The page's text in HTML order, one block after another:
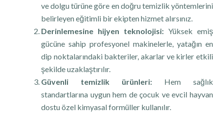
ve dolgu türüne göre en doğru temizlik yöntemlerini
belirleyen eğitimli bir ekipten hizmet alırsınız.
Derinlemesine hijyen teknolojisi: Yüksek emiş
gücüne sahip profesyonel makinelerle, yatağın en
dip noktalarındaki bakteriler, akarlar ve kirler etkili
şekilde uzaklaştırılır.
Güvenli temizlik ürünleri: Hem sağlık
standartlarına uygun hem de çocuk ve evcil hayvan
dostu özel kimyasal formüller kullanılır.